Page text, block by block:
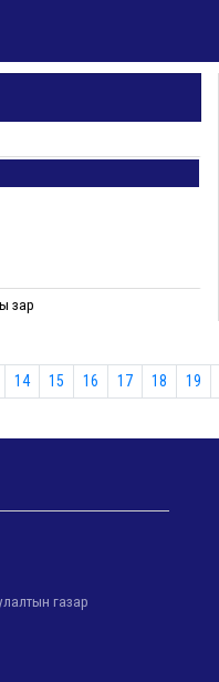
зар
14 15 16 17 18 19
газар